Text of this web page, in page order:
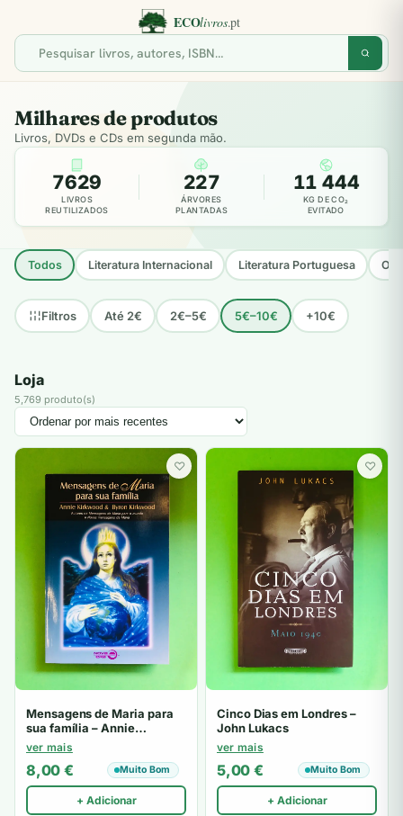
Milhares de produtos
Livros, DVDs e CDs em segunda mão.
7629
LIVROS
REUTILIZADOS
227
ÁRVORES
PLANTADAS
11 444
KG DE CO₂
EVITADO
Todos Literatura Internacional Literatura Portuguesa
Filtros Até 2€ 2€–5€ 5€–10€ +10€
Loja
5,769 produto(s)
♡
Mensagens de Maria para
sua família – Annie
Kirkwood & Byron Kirkwood
ver mais
8,00 € Muito Bom
+ Adicionar
♡
Cinco Dias em Londres –
John Lukacs
ver mais
5,00 € Muito Bom
+ Adicionar